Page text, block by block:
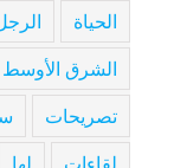
الحياة
الشرق الأوسط
تصريحات
لقاءات لها